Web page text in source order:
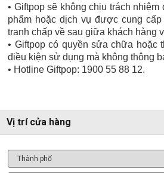
• Giftpop sẽ không chịu trách
phẩm hoặc dịch vụ được cung
tranh chấp về sau giữa khách hàng
• Giftpop có quyền sửa chữa hoặc
điều kiện sử dụng mà không thông
• Hotline Giftpop: 1900 55 88 12.
Vị trí cửa hàng